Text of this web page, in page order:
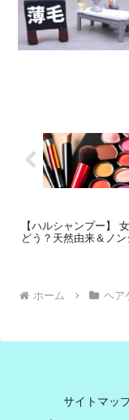
【ハルシャンプー】
どう？天然由来＆ノン
ホーム ヘア
サイトマッ